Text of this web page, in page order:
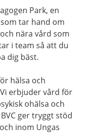
Park, en
tar hand om
nära vård som
i team så att du
dig bäst.
hälsa och
erbjuder vård för
ohälsa och
ger tryggt stöd
inom Ungas